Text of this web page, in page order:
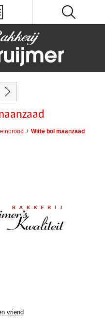
/ Witte bol maanzaad